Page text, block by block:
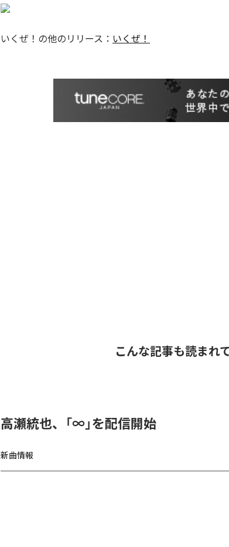
いくぜ！ の他のリリース： いくぜ！
こんな記事も読まれ
高瀬統也、「∞」を配信開始
新曲情報